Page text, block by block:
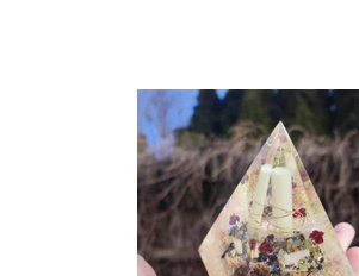
Dostupnost:
Vyprodáno
9339